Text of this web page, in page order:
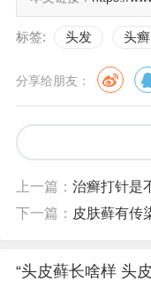
标签: 头发 头癣
分享给朋友：
上一篇： 治癣打针是
下一篇： 皮肤藓有传
“头皮藓长啥样 头